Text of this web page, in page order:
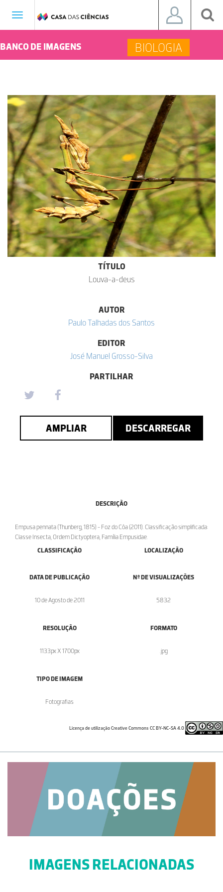
Toggle
BANCO DE IMAGENS BIOLOGIA
TÍTULO
Louva-a-deus
AUTOR
Paulo Talhadas dos Santos
EDITOR
José Manuel Grosso-Silva
PARTILHAR
AMPLIAR DESCARREGAR
DESCRIÇÃO
Empusa pennata (Thunberg, 1815) - Foz do Côa (2011). Classificação simplificada:
Classe Insecta, Ordem Dictyoptera, Família Empusidae.
CLASSIFICAÇÃO
LOCALIZAÇÃO
DATA DE PUBLICAÇÃO
10 de Agosto de 2011
Nº DE VISUALIZAÇÕES
5832
RESOLUÇÃO
1133px X 1700px
FORMATO
.jpg
TIPO DE IMAGEM
Fotografias
Licença de utilização Creative Commons CC BY-NC-SA 4.0
IMAGENS RELACIONADAS